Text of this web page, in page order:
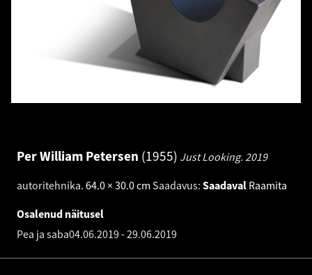
Per William Petersen 1955 Just Looking. 2019
autoritehnika. 64.0 × 30.0 cm Saadavus: Saadaval Raamita
Osalenud näitusel
Pea ja saba04.06.2019-29.06.2019